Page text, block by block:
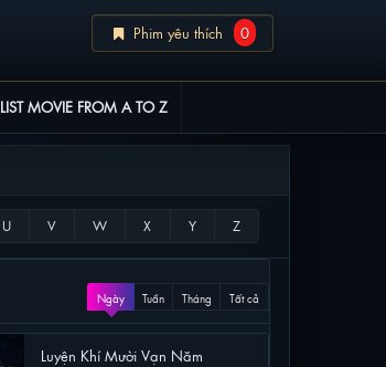
Phim yêu thích 0
LIST MOVIE FROM A TO Z
Ngày Tuần Tháng Tất cả
Luyện Khí Mười Vạn Năm